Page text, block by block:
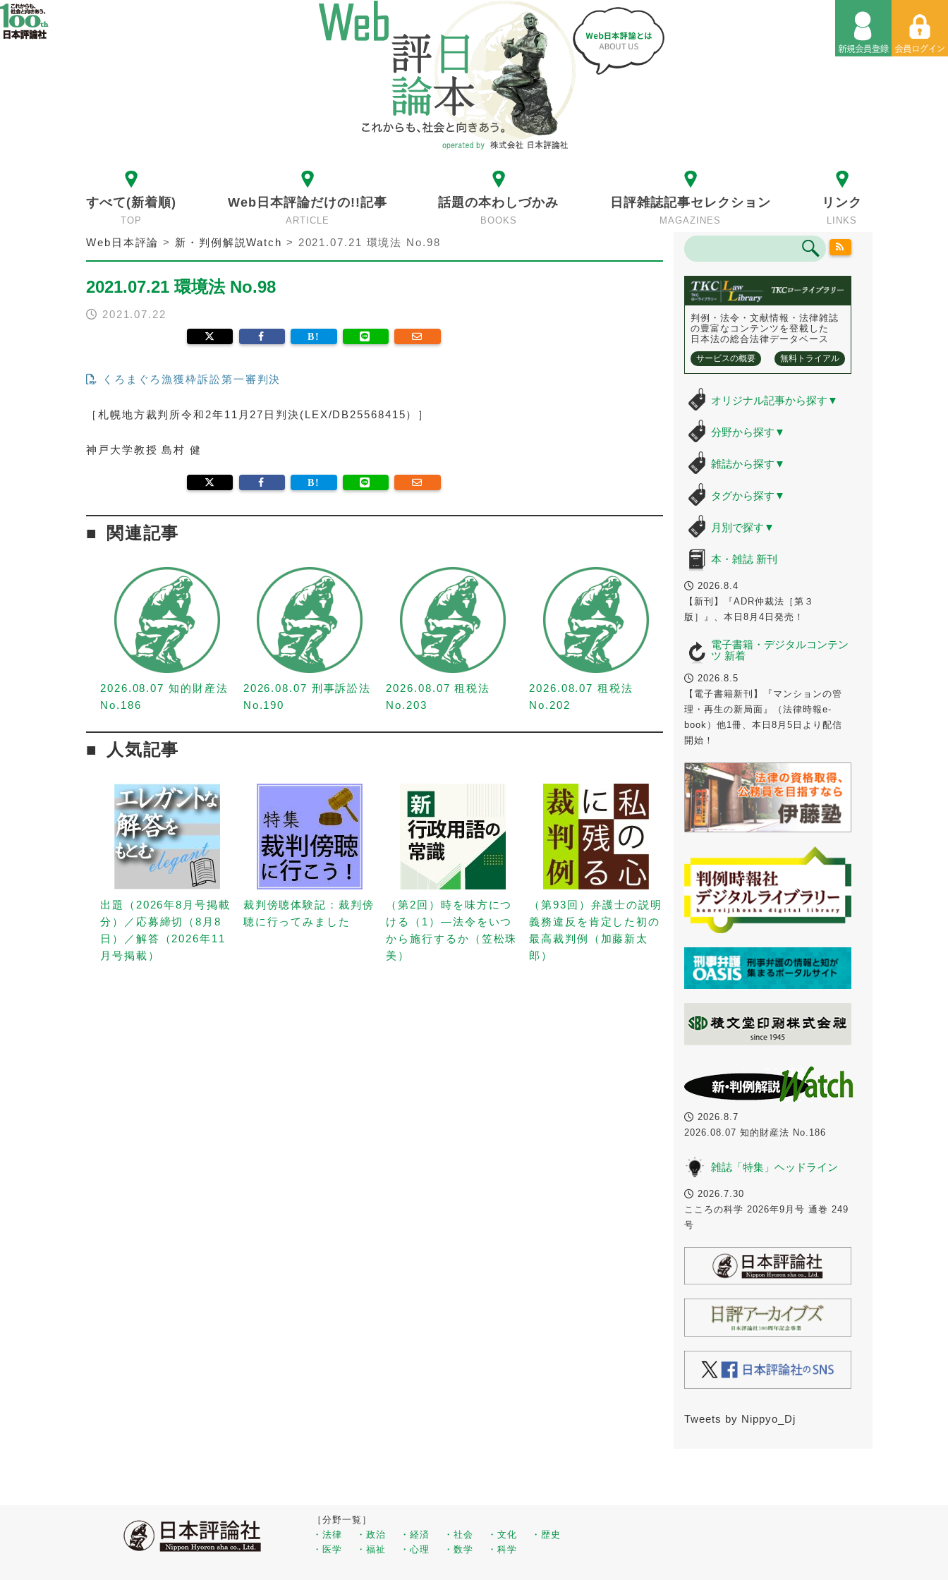
すべて(新着順)
TOP
Web日本評論だけの!!記事
ARTICLE
話題の本わしづかみ
BOOKS
日評雑誌記事セレクション
MAGAZINES
リンク
LINKS
Web日本評論 > 新・判例解説Watch > 2021.07.21 環境法 No.98
2021.07.21 環境法 No.98
2021.07.22
くろまぐろ漁獲枠訴訟第一審判決
［札幌地方裁判所令和2年11月27日判決(LEX/DB25568415）］
神戸大学教授 島村 健
関連記事
2026.08.07 知的財産法
No.186
2026.08.07 刑事訴訟法
No.190
2026.08.07 租税法
No.203
2026.08.07 租税法
No.202
人気記事
出題（2026年8月号掲載
分）／応募締切（8月8
日）／解答（2026年11
月号掲載）
裁判傍聴体験記：裁判傍
聴に行ってみました
（第2回）時を味方につ
ける（1）—法令をいつ
から施行するか（笠松珠
美）
（第93回）弁護士の説明
義務違反を肯定した初の
最高裁判例（加藤新太
郎）
判例・法令・文献情報・法律雑誌
の豊富なコンテンツを登載した
日本法の総合法律データベース
サービスの概要 無料トライアル
オリジナル記事から探す ▼
分野から探す ▼
雑誌から探す ▼
タグから探す ▼
月別で探す ▼
本・雑誌 新刊
2026.8.4
【新刊】『ADR仲裁法［第３
版］』、本日8月4日発売！
電子書籍・デジタルコンテン
ツ 新着
2026.8.5
【電子書籍新刊】『マンションの管
理・再生の新局面』（法律時報e-
book）他1冊、本日8月5日より配信
開始！
2026.8.7
2026.08.07 知的財産法 No.186
雑誌「特集」ヘッドライン
2026.7.30
こころの科学 2026年9月号 通巻 249
号
Tweets by Nippyo_Dj
［分野一覧］
・法律
・政治 ・経済 ・社会 ・文化
・歴史
・医学
・福祉 ・心理 ・数学 ・科学